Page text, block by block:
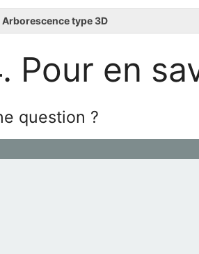
Arborescence type 3D
Pour en
question ?